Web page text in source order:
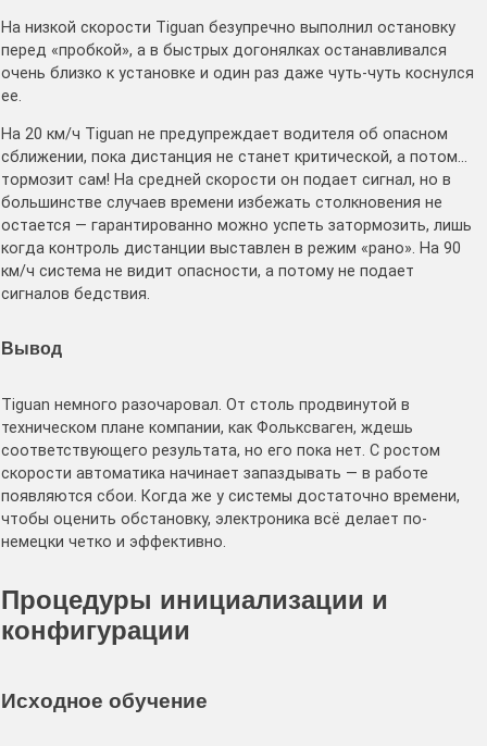
На низкой скорости Tiguan безупречно выполнил остановку
перед «пробкой», а в быстрых догонялках останавливался
очень близко к установке и один раз даже чуть-чуть коснулся
ее.
На 20 км/ч Tiguan не предупреждает водителя об опасном
сближении, пока дистанция не станет критической, а потом…
тормозит сам! На средней скорости он подает сигнал, но в
большинстве случаев времени избежать столкновения не
остается — гарантированно можно успеть затормозить, лишь
когда контроль дистанции выставлен в режим «рано». На 90
км/ч система не видит опасности, а потому не подает
сигналов бедствия.
Вывод
Tiguan немного разочаровал. От столь продвинутой в
техническом плане компании, как Фольксваген, ждешь
соответствующего результата, но его пока нет. С ростом
скорости автоматика начинает запаздывать — в работе
появляются сбои. Когда же у системы достаточно времени,
чтобы оценить обстановку, электроника всё делает по-
немецки четко и эффективно.
Процедуры инициализации и
конфигурации
Исходное обучение